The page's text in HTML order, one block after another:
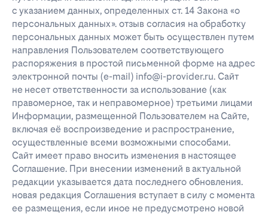
с указанием данных, определенных ст. 14 Закона «о
персональных данных». отзыв согласия на обработку
персональных данных может быть осуществлен путем
направления Пользователем соответствующего
распоряжения в простой письменной форме на адрес
электронной почты (e-mail) info@i-provider.ru. Сайт
не несет ответственности за использование (как
правомерное, так и неправомерное) третьими лицами
Информации, размещенной Пользователем на Сайте,
включая её воспроизведение и распространение,
осуществленные всеми возможными способами.
Сайт имеет право вносить изменения в настоящее
Соглашение. При внесении изменений в актуальной
редакции указывается дата последнего обновления.
новая редакция Соглашения вступает в силу с момента
ее размещения, если иное не предусмотрено новой